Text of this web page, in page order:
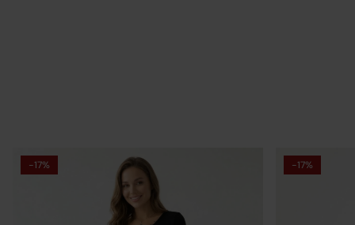
-17% -17%